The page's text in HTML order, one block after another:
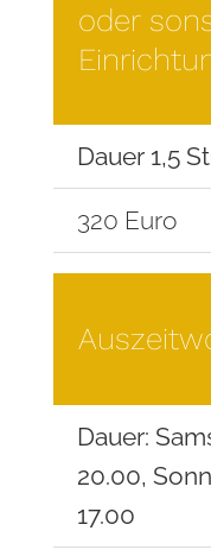
oder
Dauer 1,5
320 Euro
Auszeit
Dauer:
20.00,
17.00